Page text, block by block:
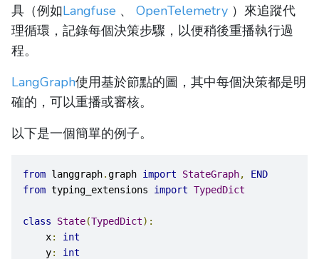
具（例如Langfuse 、 OpenTelemetry ）來追蹤代
理循環，記錄每個決策步驟，以便稍後重播執行過
程。
LangGraph使用基於節點的圖，其中每個決策都是明
確的，可以重播或審核。
以下是一個簡單的例子。
from langgraph.graph import StateGraph,
END
from typing_extensions import TypedDict
class State(TypedDict):
    x
:
int
    y
: int